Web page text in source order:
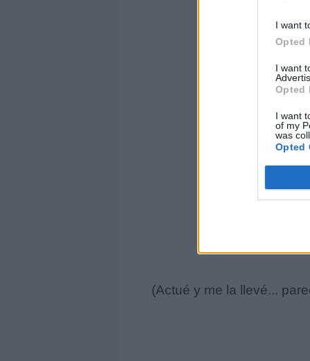
I want
Opted
I want
Opted
I want
of my
was
Opted
(Actué y me la llevé...